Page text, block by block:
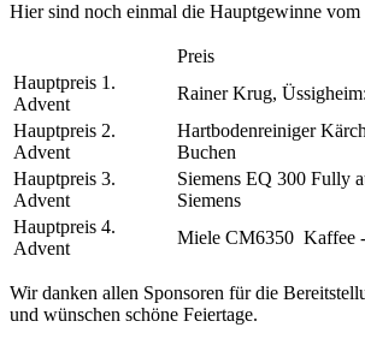
Hier sind noch einmal die Hauptgewinne
Preis
Hauptpreis 1.
Advent
Rainer Krug,
Hauptpreis 2.
Advent
Hartbodenreiniger
Buchen
Hauptpreis 3.
Advent
Siemens EQ 300 Fully
Siemens
Hauptpreis 4.
Advent
Miele CM6350 Kaffee
Wir danken allen Sponsoren für die
und wünschen schöne Feiertage.